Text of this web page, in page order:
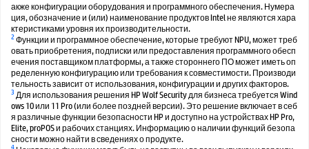
акже конфигурации оборудования и программного обеспечения. Нумера
ция, обозначение и (или) наименование продуктов Intel не являются хара
ктеристиками уровня их производительности.
2Функции и программное обеспечение, которые требуют NPU, может треб
овать приобретения, подписки или предоставления программного обесп
ечения поставщиком платформы, а также стороннего ПО может иметь оп
ределенную конфигурацию или требования к совместимости. Производи
тельность зависит от использования, конфигурации и других факторов.
3 Для использования решения HP Wolf Security для бизнеса требуется Wind
ows 10 или 11 Pro (или более поздней версии). Это решение включает в себ
я различные функции безопасности HP и доступно на устройствах HP Pro,
Elite, proPOS и рабочих станциях. Информацию о наличии функций безопа
сности можно найти в сведениях о продукте.
4